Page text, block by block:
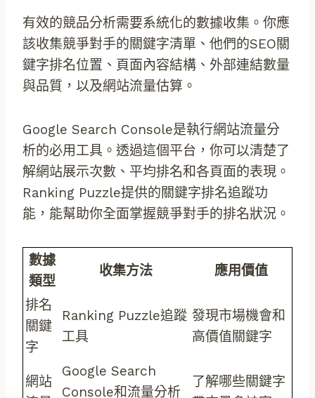
有效的競品分析需要系統化的數據收集。你應
該收集競爭對手的關鍵字清單、他們的SEO關
鍵字排名位置、頁面內容結構、外部連結數量
與品質，以及網站流量估算。
Google Search Console是執行網站流量分
析的必用工具。透過這個平台，你可以清楚了
解網站展示次數、平均排名和各頁面的表現。
Ranking Puzzle提供的關鍵字排名追蹤功
能，能幫助你全面掌握競爭對手的排名狀況。
數據
類型
收集方法 應用價值
排名
關鍵
字
Ranking Puzzle追蹤
工具
發現市場機會和
高價值關鍵字
網站
Google Search
Console和流量分析
了解哪些關鍵字